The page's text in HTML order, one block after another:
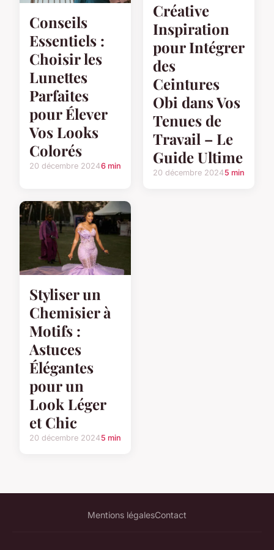
Conseils
Essentiels :
Choisir les
Lunettes
Parfaites
pour Élever
Vos Looks
Colorés
20 décembre 20246 min
Créative
Inspiration
pour Intégrer
des
Ceintures
Obi dans Vos
Tenues de
Travail – Le
Guide Ultime
20 décembre 20245 min
Styliser un
Chemisier à
Motifs :
Astuces
Élégantes
pour un
Look Léger
et Chic
20 décembre 20245 min
Mentions légalesContact